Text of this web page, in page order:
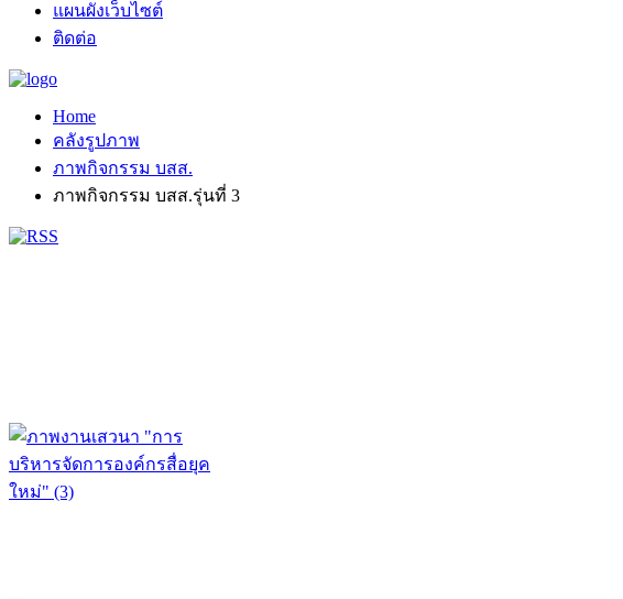
แผนผังเว็บไซต์
ติดต่อ
Home
คลังรูปภาพ
ภาพกิจกรรม บสส.
ภาพกิจกรรม บสส.รุ่นที่ 3